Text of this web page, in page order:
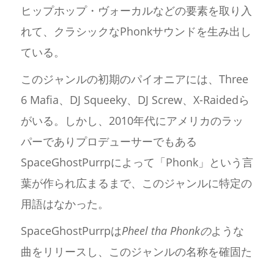
ヒップホップ・ヴォーカルなどの要素を取り入
れて、クラシックなPhonkサウンドを生み出し
ている。
このジャンルの初期のパイオニアには、Three
6 Mafia、DJ Squeeky、DJ Screw、X-Raidedら
がいる。しかし、2010年代にアメリカのラッ
パーでありプロデューサーでもある
SpaceGhostPurrpによって「Phonk」という言
葉が作られ広まるまで、このジャンルに特定の
用語はなかった。
SpaceGhostPurrpはPheel tha Phonkのような
曲をリリースし、このジャンルの名称を確固た